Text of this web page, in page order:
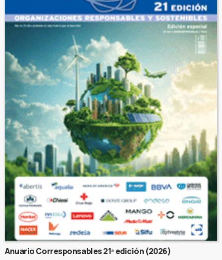
Anuario Corresponsables 21ª edición (2026)